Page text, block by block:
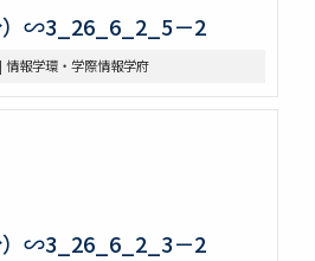
）∽3_26_6_2_5－2
報学環・学際情報学府
）∽3_26_6_2_3－2